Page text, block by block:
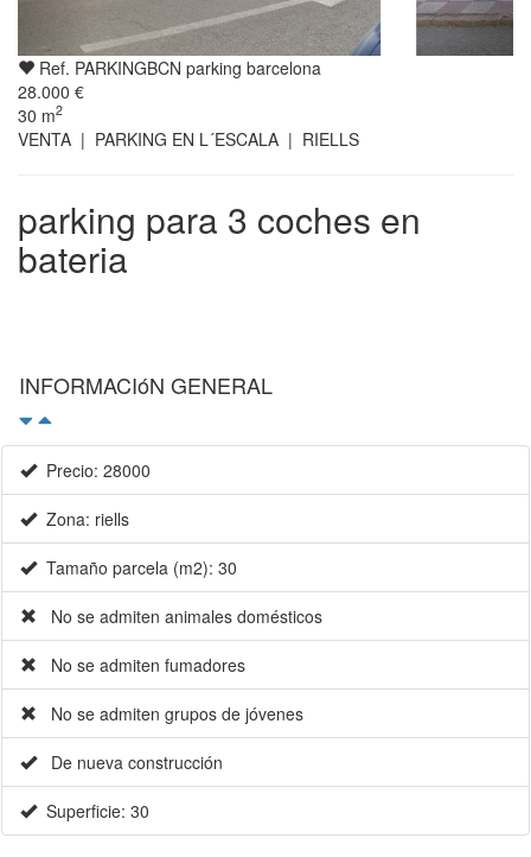
Ref. PARKINGBCN parking barcelona
28.000 €
30 m2
VENTA | PARKING EN L´ESCALA | RIELLS
parking para 3 coches en
bateria
INFORMACIóN GENERAL
Precio: 28000
Zona: riells
Tamaño parcela (m2): 30
No se admiten animales domésticos
No se admiten fumadores
No se admiten grupos de jóvenes
De nueva construcción
Superficie: 30